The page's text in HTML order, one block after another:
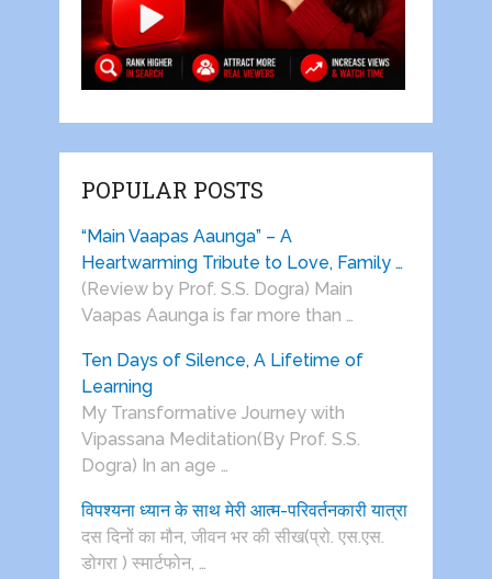
POPULAR POSTS
“Main Vaapas Aaunga” – A
Heartwarming Tribute to Love, Family …
(Review by Prof. S.S. Dogra) Main
Vaapas Aaunga is far more than …
Ten Days of Silence, A Lifetime of
Learning
My Transformative Journey with
Vipassana Meditation(By Prof. S.S.
Dogra) In an age …
विपश्यना ध्यान के साथ मेरी आत्म-परिवर्तनकारी यात्रा
दस दिनों का मौन, जीवन भर की सीख(प्रो. एस.एस.
डोगरा ) स्मार्टफोन, …